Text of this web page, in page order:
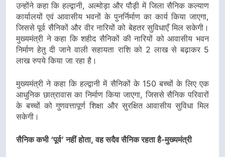
उन्होंने कहा कि हल्द्वानी, अल्मोड़ा और पौड़ी में जिला सैनिक कल्याण
कार्यालयों एवं आवासीय भवनों के पुनर्निर्माण का कार्य किया जाएगा,
जिससे पूर्व सैनिकों और वीर नारियों को बेहतर सुविधाएँ मिल सकेगी।
मुख्यमंत्री ने कहा कि शहीद सैनिकों की नारियों को आवासीय भवन
निर्माण हेतु दी जाने वाली सहायता राशि को 2 लाख से बढ़ाकर 5
लाख रुपये किया जा रहा है।
मुख्यमंत्री ने कहा कि हल्द्वानी में सैनिकों के 150 बच्चों के लिए एक
आधुनिक छात्रावास का निर्माण किया जाएगा, जिससे सैनिक परिवारों
के बच्चों को गुणवत्तापूर्ण शिक्षा और सुरक्षित आवासीय सुविधा मिल
सकेगी।
सैनिक कभी ‘पूर्व’ नहीं होता, वह सदैव सैनिक रहता है-मुख्यमंत्री